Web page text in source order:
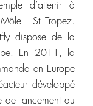
d’atterrir à
- St Tropez.
dispose de la
En 2011, la
en Europe
développé
de lancement du